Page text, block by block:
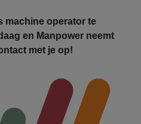
machine operator te
en Manpower neemt
met je op!